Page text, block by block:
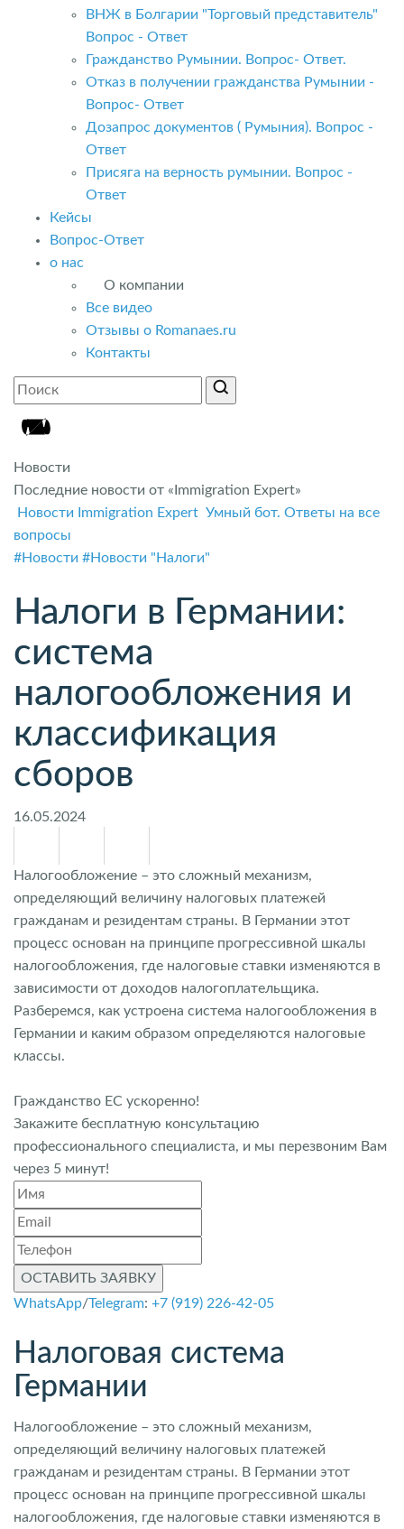
ВНЖ в Болгарии "Торговый представитель"
Вопрос - Ответ
Гражданство Румынии. Вопрос- Ответ.
Отказ в получении гражданства Румынии -
Вопрос- Ответ
Дозапрос документов ( Румыния). Вопрос -
Ответ
Присяга на верность румынии. Вопрос -
Ответ
Кейсы
Вопрос-Ответ
о нас
О компании
Все видео
Отзывы о Romanaes.ru
Контакты
Новости
Последние новости от «Immigration Expert»
Новости Immigration Expert Умный бот. Ответы на все
вопросы
#Новости #Новости "Налоги"
Налоги в Германии:
система
налогообложения и
классификация
сборов
16.05.2024
Налогообложение – это сложный механизм,
определяющий величину налоговых платежей
гражданам и резидентам страны. В Германии этот
процесс основан на принципе прогрессивной шкалы
налогообложения, где налоговые ставки изменяются в
зависимости от доходов налогоплательщика.
Разберемся, как устроена система налогообложения в
Германии и каким образом определяются налоговые
классы.
Гражданство ЕС ускоренно!
Закажите бесплатную консультацию
профессионального специалиста, и мы перезвоним Вам
через 5 минут!
ОСТАВИТЬ ЗАЯВКУ
WhatsApp/Telegram: +7 (919) 226-42-05
Налоговая система
Германии
Налогообложение – это сложный механизм,
определяющий величину налоговых платежей
гражданам и резидентам страны. В Германии этот
процесс основан на принципе прогрессивной шкалы
налогообложения, где налоговые ставки изменяются в